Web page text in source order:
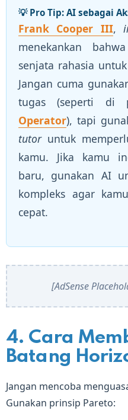
💡 Pro Tip: AI sebagai
Frank Cooper III,
menekankan
senjata rahasia
Jangan cuma
tugas (seperti di
Operator), tapi
tutoruntuk
kamu. Jika kamu
baru, gunakan AI
kompleks agar
cepat.
[AdSense
4. Cara
Batang
Jangan mencoba
Gunakan prinsip Pareto: